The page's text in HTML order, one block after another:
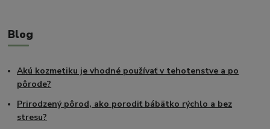
Blog
Akú kozmetiku je vhodné používať v tehotenstve a po
pôrode?
Prirodzený pôrod, ako porodiť bábätko rýchlo a bez
stresu?